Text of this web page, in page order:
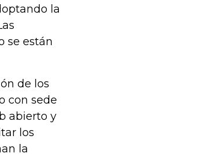
la
se están
de los
con sede
abierto y
los
la